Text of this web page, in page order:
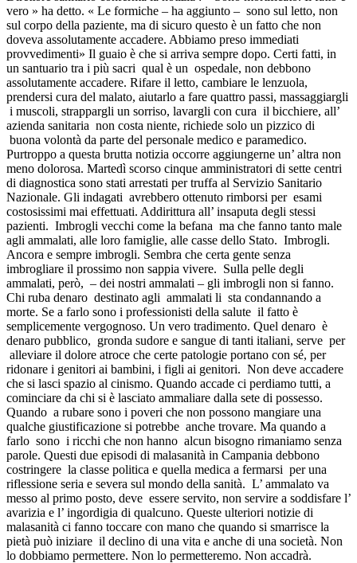
vero » ha detto. « Le formiche – ha aggiunto – sono sul letto, non
sul corpo della paziente, ma di sicuro questo è un fatto che non
doveva assolutamente accadere. Abbiamo preso immediati
provvedimenti» Il guaio è che si arriva sempre dopo. Certi fatti, in
un santuario tra i più sacri qual è un ospedale, non debbono
assolutamente accadere. Rifare il letto, cambiare le lenzuola,
prendersi cura del malato, aiutarlo a fare quattro passi, massaggiargli
i muscoli, strappargli un sorriso, lavargli con cura il bicchiere, all’
azienda sanitaria non costa niente, richiede solo un pizzico di
buona volontà da parte del personale medico e paramedico.
Purtroppo a questa brutta notizia occorre aggiungerne un’ altra non
meno dolorosa. Martedì scorso cinque amministratori di sette centri
di diagnostica sono stati arrestati per truffa al Servizio Sanitario
Nazionale. Gli indagati avrebbero ottenuto rimborsi per esami
costosissimi mai effettuati. Addirittura all’ insaputa degli stessi
pazienti. Imbrogli vecchi come la befana ma che fanno tanto male
agli ammalati, alle loro famiglie, alle casse dello Stato. Imbrogli.
Ancora e sempre imbrogli. Sembra che certa gente senza
imbrogliare il prossimo non sappia vivere. Sulla pelle degli
ammalati, però, – dei nostri ammalati – gli imbrogli non si fanno.
Chi ruba denaro destinato agli ammalati li sta condannando a
morte. Se a farlo sono i professionisti della salute il fatto è
semplicemente vergognoso. Un vero tradimento. Quel denaro è
denaro pubblico, gronda sudore e sangue di tanti italiani, serve per
alleviare il dolore atroce che certe patologie portano con sé, per
ridonare i genitori ai bambini, i figli ai genitori. Non deve accadere
che si lasci spazio al cinismo. Quando accade ci perdiamo tutti, a
cominciare da chi si è lasciato ammaliare dalla sete di possesso.
Quando a rubare sono i poveri che non possono mangiare una
qualche giustificazione si potrebbe anche trovare. Ma quando a
farlo sono i ricchi che non hanno alcun bisogno rimaniamo senza
parole. Questi due episodi di malasanità in Campania debbono
costringere la classe politica e quella medica a fermarsi per una
riflessione seria e severa sul mondo della sanità. L’ ammalato va
messo al primo posto, deve essere servito, non servire a soddisfare l’
avarizia e l’ ingordigia di qualcuno. Queste ulteriori notizie di
malasanità ci fanno toccare con mano che quando si smarrisce la
pietà può iniziare il declino di una vita e anche di una società. Non
lo dobbiamo permettere. Non lo permetteremo. Non accadrà.